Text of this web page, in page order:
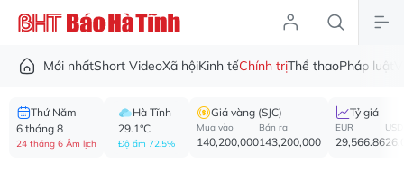
Mới nhấtShort VideoXã hộiKinh tếChính trịThể thaoPháp luật
Thứ Năm
6 tháng 8
24 tháng 6 Âm lịch
Hà Tĩnh
29.1°C
Độ ẩm 72.5%
Giá vàng (SJC)
Mua vào
140,200,000
Bán ra
143,200,000
Tỷ giá
EUR
29,566.86
USD